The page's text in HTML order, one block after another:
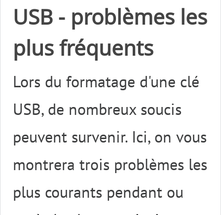
USB - problèmes les
plus fréquents
Lors du formatage d'une clé
USB, de nombreux soucis
peuvent survenir. Ici, on vous
montrera trois problèmes les
plus courants pendant ou